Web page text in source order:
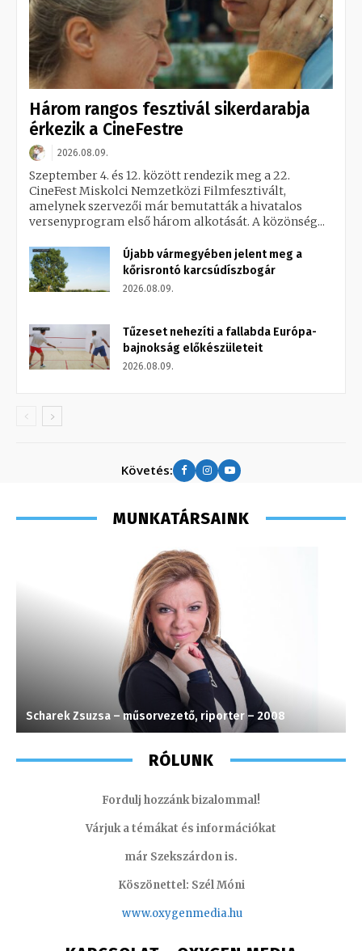
Három rangos fesztivál sikerdarabja
érkezik a CineFestre
2026.08.09.
Szeptember 4. és 12. között rendezik meg a 22.
CineFest Miskolci Nemzetközi Filmfesztivált,
amelynek szervezői már bemutatták a hivatalos
versenyprogram első három alkotását. A közönség...
Újabb vármegyében jelent meg a
kőrisrontó karcsúdíszbogár
2026.08.09.
Tűzeset nehezíti a fallabda Európa-
bajnokság előkészületeit
2026.08.09.
Követés:
MUNKATÁRSAINK
Scharek Zsuzsa – műsorvezető, riporter – 2008
RÓLUNK
Fordulj hozzánk bizalommal!
Várjuk a témákat és információkat
már Szekszárdon is.
Köszönettel: Szél Móni
www.oxygenmedia.hu